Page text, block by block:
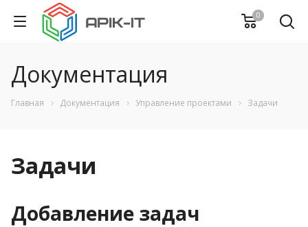
0
Документация
Главная Документация Управление проектами Задачи
Задачи
Добавление задач